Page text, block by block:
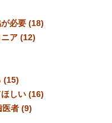
必要 (18)
ア (12)
(15)
しい (16)
者 (9)